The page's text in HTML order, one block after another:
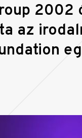
az